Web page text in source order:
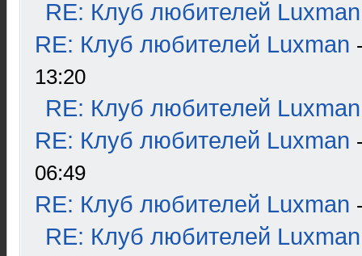
RE: Клуб любителей Luxman
RE: Клуб любителей Luxman
13:20
RE: Клуб любителей Luxman
RE: Клуб любителей Luxman
06:49
RE: Клуб любителей Luxman
RE: Клуб любителей Luxman